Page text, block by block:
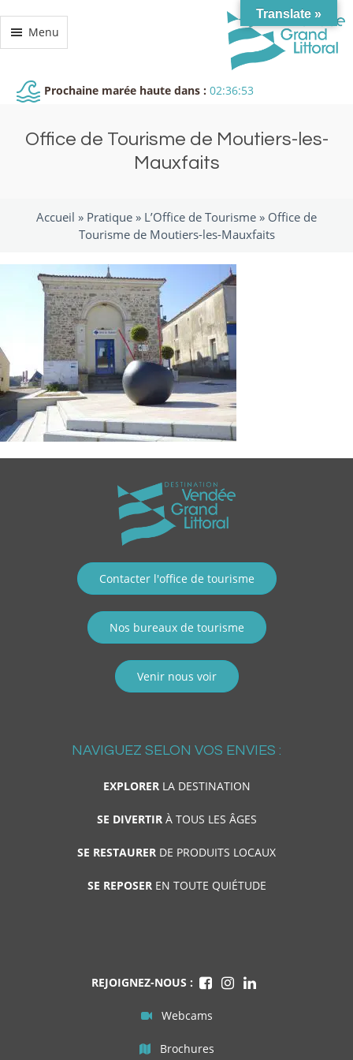
Menu
Prochaine marée haute dans : 02:36:52
Office de Tourisme de Moutiers-les-
Mauxfaits
Accueil » Pratique » L’Office de Tourisme » Office de
Tourisme de Moutiers-les-Mauxfaits
Contacter l'office de tourisme
Nos bureaux de tourisme
Venir nous voir
NAVIGUEZ SELON VOS ENVIES :
EXPLORERLA DESTINATION
SE DIVERTIRÀ TOUS LES ÂGES
SE RESTAURER DE PRODUITS LOCAUX
SE REPOSEREN TOUTE QUIÉTUDE
REJOIGNEZ-NOUS :
Webcams
Brochures
Translate »